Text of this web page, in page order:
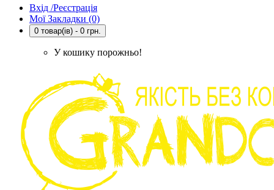
Вхід /Реєстрація
Мої Закладки (0)
0 товар(ів) - 0 грн.
У кошику порожньо!